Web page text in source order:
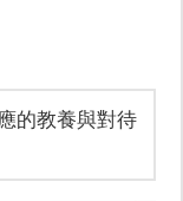
的教養與對待